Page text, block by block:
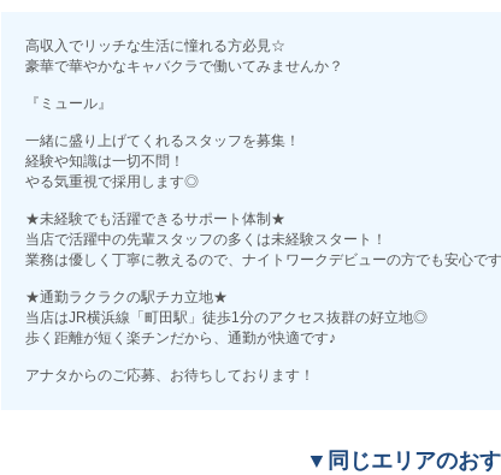
高収入でリッチな生活に憧れる方必見☆
豪華で華やかなキャバクラで働いてみませんか？
『ミュール』
一緒に盛り上げてくれるスタッフを募集！
経験や知識は一切不問！
やる気重視で採用します◎
★未経験でも活躍できるサポート体制★
当店で活躍中の先輩スタッフの多くは未経験スタート！
業務は優しく丁寧に教えるので、ナイトワークデビューの方でも安心です
★通勤ラクラクの駅チカ立地★
当店はJR横浜線「町田駅」徒歩1分のアクセス抜群の好立地◎
歩く距離が短く楽チンだから、通勤が快適です♪
アナタからのご応募、お待ちしております！
▼同じエリアのお